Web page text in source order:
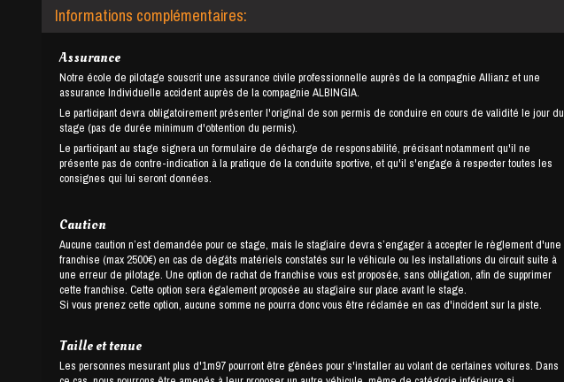
Informations complémentaires:
Assurance
Notre école de pilotage souscrit une assurance civile professionnelle auprès de la compagnie Allianz et une
assurance Individuelle accident auprès de la compagnie ALBINGIA.
Le participant devra obligatoirement présenter l'original de son permis de conduire en cours de validité le jour du
stage (pas de durée minimum d'obtention du permis).
Le participant au stage signera un formulaire de décharge de responsabilité, précisant notamment qu'il ne
présente pas de contre-indication à la pratique de la conduite sportive, et qu'il s'engage à respecter toutes les
consignes qui lui seront données.
Caution
Aucune caution n’est demandée pour ce stage, mais le stagiaire devra s’engager à accepter le règlement d'une
franchise (max 2500€) en cas de dégâts matériels constatés sur le véhicule ou les installations du circuit suite à
une erreur de pilotage. Une option de rachat de franchise vous est proposée, sans obligation, afin de supprimer
cette franchise. Cette option sera également proposée au stagiaire sur place avant le stage.
Si vous prenez cette option, aucune somme ne pourra donc vous être réclamée en cas d'incident sur la piste.
Taille et tenue
Les personnes mesurant plus d'1m97 pourront être gênées pour s'installer au volant de certaines voitures. Dans